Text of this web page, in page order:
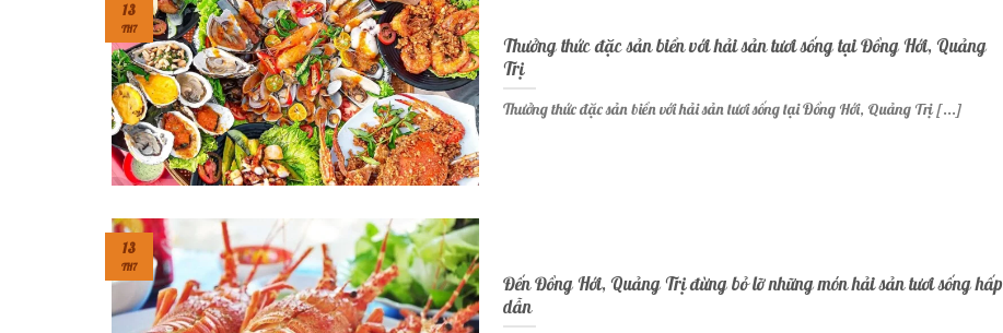
Thưởng thức đặc sản biển với hải sản tươi sống tại Đồng Hới, Quảng
Trị
Thưởng thức đặc sản biển với hải sản tươi sống tại Đồng Hới, Quảng Trị [...]
13
TH7
Đến Đồng Hới, Quảng Trị đừng bỏ lỡ những món hải sản tươi sống hấp
dẫn
13
TH7